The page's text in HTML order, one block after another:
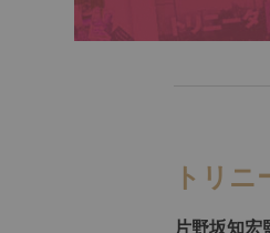
トリニ
片野坂知